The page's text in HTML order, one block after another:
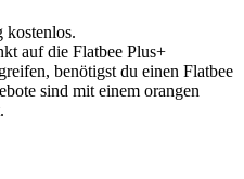
kostenlos.
auf die Flatbee Plus+
benötigst du einen Flatbee
sind mit einem orangen